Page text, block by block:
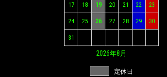
17 18 19 20 21 22 23
24 25 26 27 28 29 30
31
2026年8月
定休日